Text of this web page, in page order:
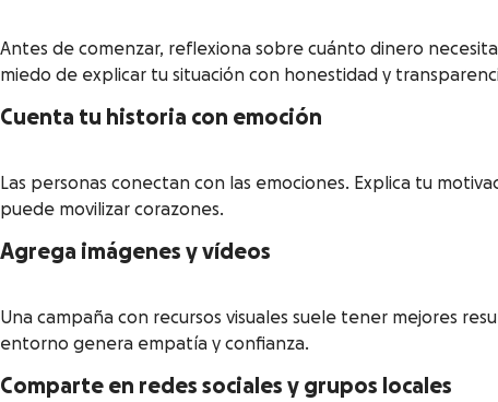
Antes de comenzar, reflexiona sobre cuánto dinero
miedo de explicar tu situación con honestidad y
Cuenta tu historia con emoción
Las personas conectan con las emociones. Explica tu
puede movilizar corazones.
Agrega imágenes y vídeos
Una campaña con recursos visuales suele tener mejores
entorno genera empatía y confianza.
Comparte en redes sociales y grupos locales